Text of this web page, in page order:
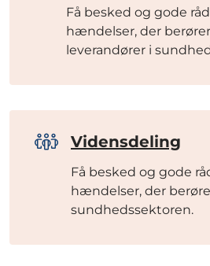
Få besked og gode
hændelser, der
leverandører i
Vidensdeling
Få besked og gode
hændelser, der
sundhedssektoren.